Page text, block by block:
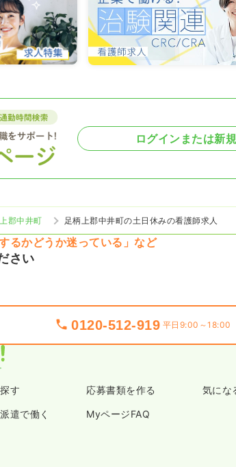
ログインまたは新
郡中井町 足柄上郡中井町の土日休みの看護師求人
るかどうか迷っている」など
さい
0120-512-919 平日9:00～18:00
す 応募書類を作る 気にな
遣で働く MyページFAQ